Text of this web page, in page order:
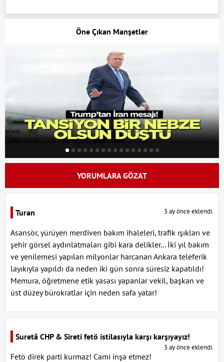
Öne Çıkan Manşetler
YORUMLARA GÖZAT
Turan 3 ay önce eklendi.
Asansör, yürüyen merdiven bakım ihaleleri, trafik ışıkları ve
şehir görsel aydınlatmaları gibi kara delikler... İki yıl bakım
ve yenilemesi yapılan milyonlar harcanan Ankara teleferik
layıkıyla yapıldı da neden iki gün sonra süresiz kapatıldı!
Memura, öğretmene etik yasası yapanlar vekil, başkan ve
üst düzey bürokratlar için neden safa yatar!
Suretâ CHP & Sireti fetö istilasıyla karşı karşıyayız!
3 ay önce eklendi.
Fetö direk parti kurmaz! Cami inşa etmez!